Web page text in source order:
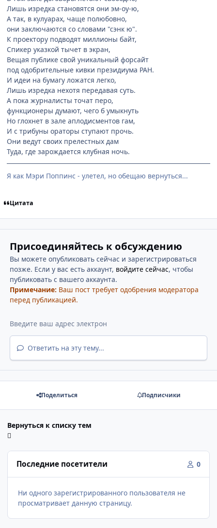
Лишь изредка становятся они эм-оу-ю,
А так, в кулуарах, чаще полюбовно,
они заключаются со словами "сэнк ю".
К проектору подводят миллионы байт,
Спикер указкой тычет в экран,
Вещая публике свой уникальный форсайт
под одобрительные кивки президиума РАН.
И идеи на бумагу ложатся легко,
Лишь изредка нехотя передавая суть.
А пока журналисты точат перо,
функционеры думают, чего б умыкнуть
Но глохнет в зале аплодисментов гам,
И с трибуны ораторы ступают прочь.
Они ведут своих прелестных дам
Туда, где зарождается клубная ночь.
Я как Мэри Поппинс - улетел, но обещаю вернуться...
Цитата
Присоединяйтесь к обсуждению
Вы можете опубликовать сейчас и зарегистрироваться
позже. Если у вас есть аккаунт, войдите сейчас, чтобы
публиковать с вашего аккаунта.
Примечание: Ваш пост требует одобрения модератора
перед публикацией.
Ответить на эту тему...
Поделиться Подписчики
Вернуться к списку тем
Последние посетители 0
Ни одного зарегистрированного пользователя не
просматривает данную страницу.